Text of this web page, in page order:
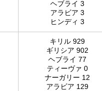
ヘブライ 3
アラビア 3
ヒンディ 3
キリル 929
ギリシア 902
ヘブライ 77
ティーヴァ 0
ナーガリー 12
アラビア 129